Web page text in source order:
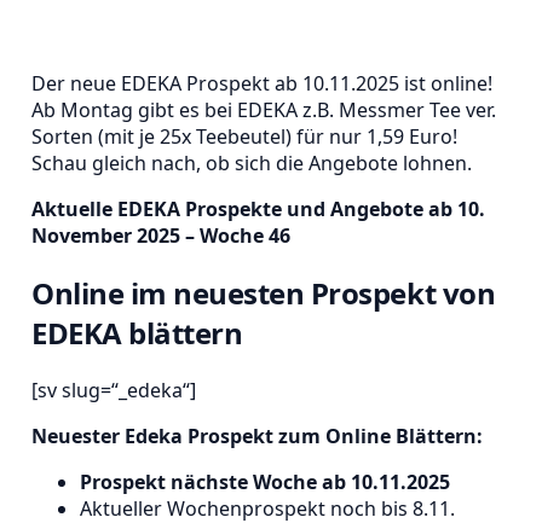
Der neue EDEKA Prospekt ab 10.11.2025 ist online!
Ab Montag gibt es bei EDEKA z.B. Messmer Tee ver.
Sorten (mit je 25x Teebeutel) für nur 1,59 Euro!
Schau gleich nach, ob sich die Angebote lohnen.
Aktuelle EDEKA Prospekte und Angebote ab 10.
November 2025 – Woche 46
Online im neuesten Prospekt von
EDEKA blättern
[sv slug=“_edeka“]
Neuester Edeka Prospekt zum Online Blättern:
Prospekt nächste Woche ab 10.11.2025
Aktueller Wochenprospekt noch bis 8.11.